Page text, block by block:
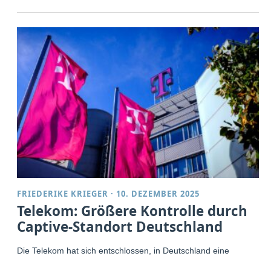
FRIEDERIKE KRIEGER · 10. DEZEMBER 2025
Telekom: Größere Kontrolle durch
Captive-Standort Deutschland
Die Telekom hat sich entschlossen, in Deutschland eine